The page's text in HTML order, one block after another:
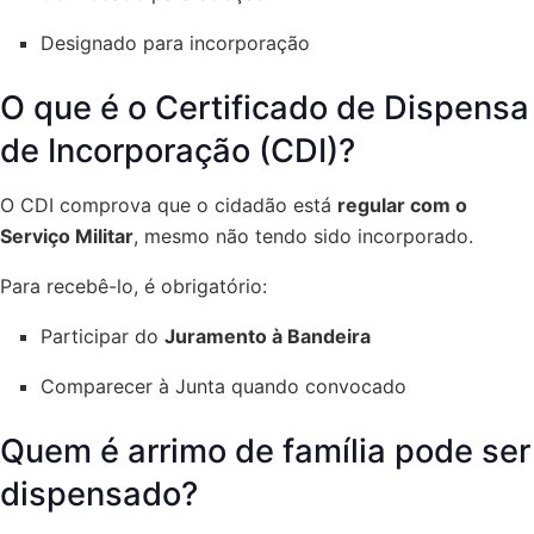
Designado para incorporação
O que é o Certificado de Dispensa
de Incorporação (CDI)?
O CDI comprova que o cidadão está regular com o
Serviço Militar, mesmo não tendo sido incorporado.
Para recebê-lo, é obrigatório:
Participar doJuramento à Bandeira
Comparecer à Junta quando convocado
Quem é arrimo de família pode ser
dispensado?